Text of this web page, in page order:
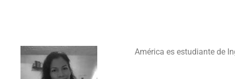
América es estudiante de